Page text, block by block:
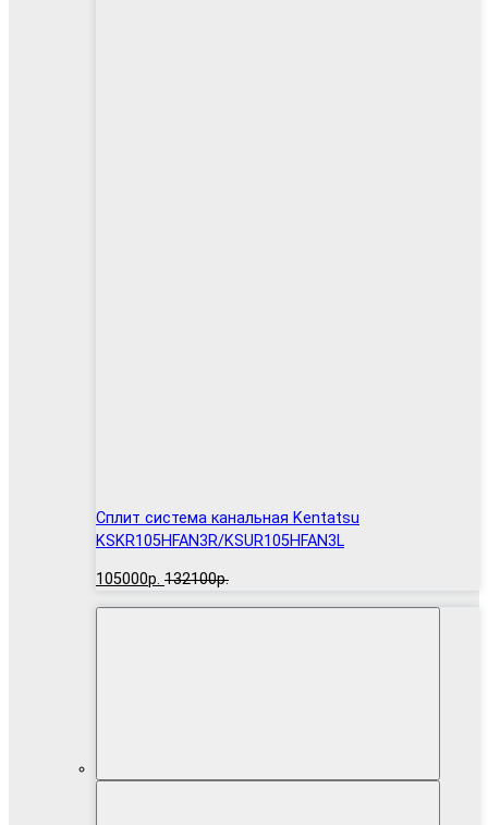
Сплит система канальная Kentatsu
KSKR105HFAN3R/KSUR105HFAN3L
105000р. 132100р.